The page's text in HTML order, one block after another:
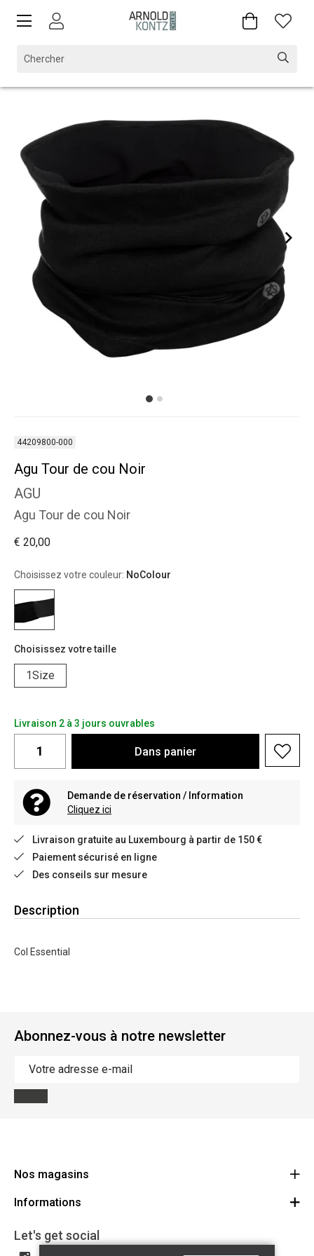
44209800-000
Agu Tour de cou Noir
AGU
Agu Tour de cou Noir
€ 20,00
Choisissez votre couleur: NoColour
Choisissez votre taille
1Size
Livraison 2 à 3 jours ouvrables
Dans panier
Demande de réservation / Information
Cliquez ici
Livraison gratuite au Luxembourg à partir de 150 €
Paiement sécurisé en ligne
Des conseils sur mesure
Description
Col Essential
Abonnez-vous à notre newsletter
Nos magasins
Cycles Arnold Kontz Gare / Bonnevoie
+352 40 96 74 214 / +352 40 96 74 215
Informations
Conditions générales
Avertissement
Let's get social